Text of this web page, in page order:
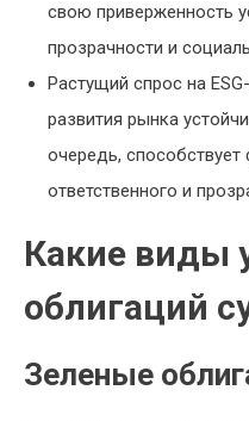
свою приверженность
прозрачности и
Растущий спрос на
развития рынка
очередь,
ответственного и
Какие виды
облигаций
Зеленые